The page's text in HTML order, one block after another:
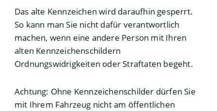
Das alte Kennzeichen wird daraufhin gesperrt.
So kann man Sie nicht dafür verantwortlich
machen, wenn eine andere Person mit Ihren
alten Kennzeichenschildern
Ordnungswidrigkeiten oder Straftaten begeht.
Achtung: Ohne Kennzeichenschilder dürfen Sie
mit Ihrem Fahrzeug nicht am öffentlichen